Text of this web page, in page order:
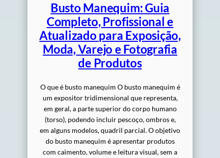
Busto Manequim: Guia
Completo, Profissional e
Atualizado para Exposição,
Moda, Varejo e Fotografia
de Produtos
O que é busto manequim O busto manequim é
um expositor tridimensional que representa,
em geral, a parte superior do corpo humano
(torso), podendo incluir pescoço, ombros e,
em alguns modelos, quadril parcial. O objetivo
do busto manequim é apresentar produtos
com caimento, volume e leitura visual, sem a